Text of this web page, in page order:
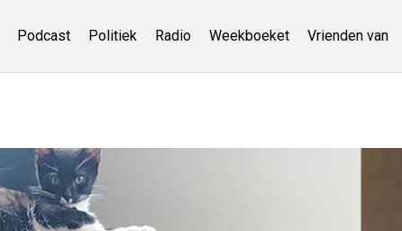
Podcast Politiek Radio Weekboeket Vrienden van